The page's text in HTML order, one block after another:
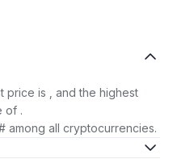
price is , and the highest
of .
among all cryptocurrencies.